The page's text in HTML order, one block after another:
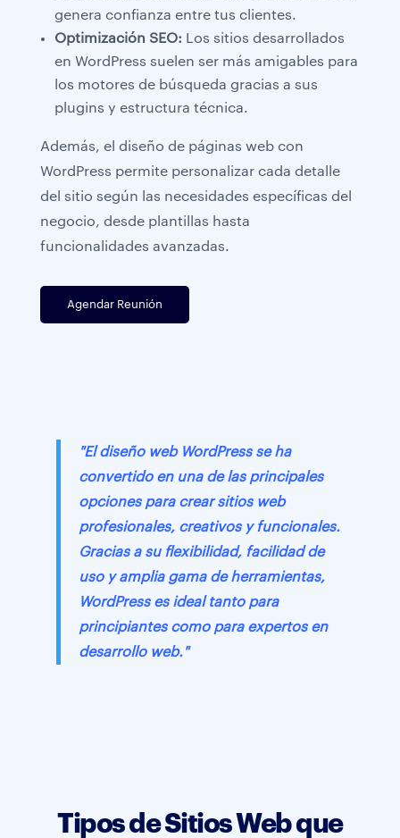
genera confianza entre tus clientes.
Optimización SEO: Los sitios desarrollados
en WordPress suelen ser más amigables para
los motores de búsqueda gracias a sus
plugins y estructura técnica.
Además, el diseño de páginas web con
WordPress permite personalizar cada detalle
del sitio según las necesidades específicas del
negocio, desde plantillas hasta
funcionalidades avanzadas.
Agendar Reunión
"El diseño web WordPress se ha
convertido en una de las principales
opciones para crear sitios web
profesionales, creativos y funcionales.
Gracias a su flexibilidad, facilidad de
uso y amplia gama de herramientas,
WordPress es ideal tanto para
principiantes como para expertos en
desarrollo web."
Tipos de Sitios Web que